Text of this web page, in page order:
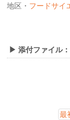
地区・ フードサイ
▶ 添付ファイル：
最